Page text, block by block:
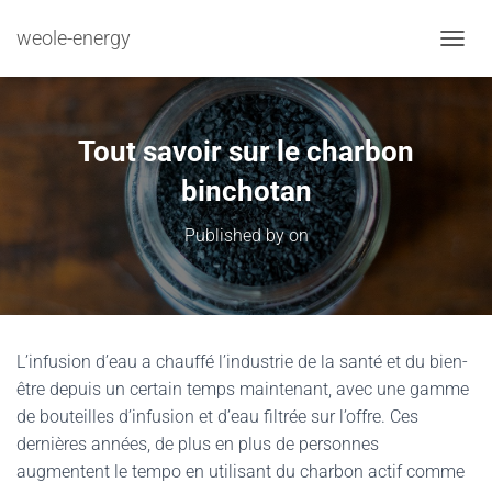
weole-energy
Tout savoir sur le charbon
binchotan
Published byon
L’infusion d’eau a chauffé l’industrie de la santé et du bien-
être depuis un certain temps maintenant, avec une gamme
de bouteilles d’infusion et d’eau filtrée sur l’offre. Ces
dernières années, de plus en plus de personnes
augmentent le tempo en utilisant du charbon actif comme